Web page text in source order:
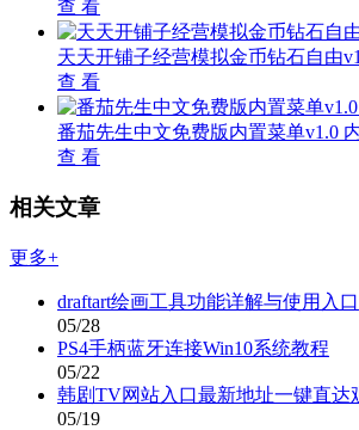
查 看
天天开铺子经营模拟金币钻石自由
查 看
番茄先生中文免费版内置菜单v1.0
查 看
相关文章
更多+
draftart绘画工具功能详解与使用入口
05/28
PS4手柄蓝牙连接Win10系统教程
05/22
韩剧TV网站入口最新地址一键直达
05/19